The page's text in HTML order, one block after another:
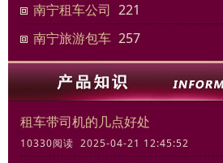
南宁租车公司 221
南宁旅游包车 257
租车带司机的几点好处
10330阅读 2025-04-21 12:45:52